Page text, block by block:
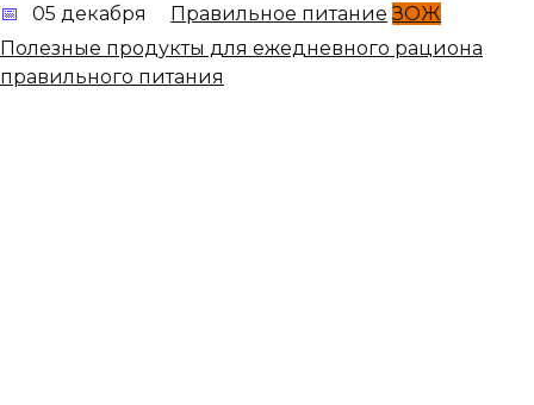
05 декабря Правильное питание ЗОЖ
Полезные продукты для ежедневного рациона
правильного питания